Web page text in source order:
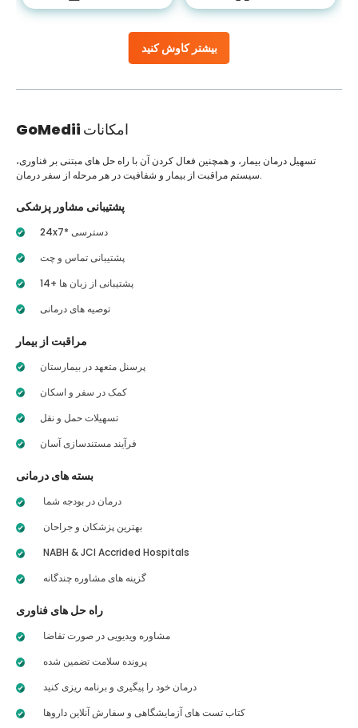
بیشتر کاوش کنید
GoMedii امکانات
تسهیل درمان بیمار، و همچنین فعال کردن آن با راه حل های مبتنی بر فناوری،
سیستم مراقبت از بیمار و شفافیت در هر مرحله از سفر درمان.
پشتیبانی مشاور پزشکی
24x7* دسترسی
پشتیبانی تماس و چت
14+ پشتیبانی از زبان ها
توصیه های درمانی
مراقبت از بیمار
پرسنل متعهد در بیمارستان
کمک در سفر و اسکان
تسهیلات حمل و نقل
فرآیند مستندسازی آسان
بسته های درمانی
درمان در بودجه شما
بهترین پزشکان و جراحان
NABH & JCI Accrided Hospitals
گزینه های مشاوره چندگانه
راه حل های فناوری
مشاوره ویدیویی در صورت تقاضا
پرونده سلامت تضمین شده
درمان خود را پیگیری و برنامه ریزی کنید
کتاب تست های آزمایشگاهی و سفارش آنلاین داروها